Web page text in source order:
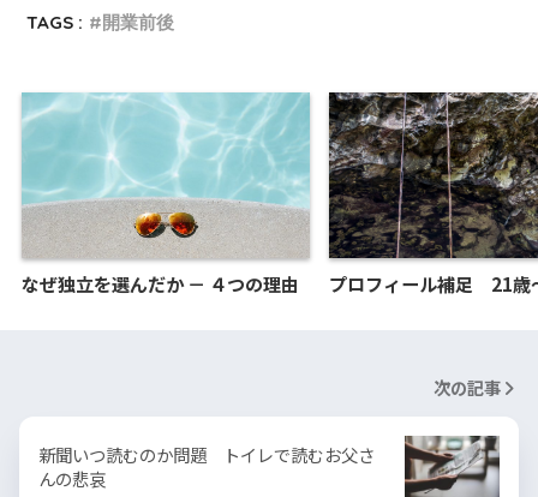
TAGS : 開業前後
なぜ独立を選んだか － ４つの理由 プロフィール補足 21歳
次の記事
新聞いつ読むのか問題 トイレで読むお父さ
んの悲哀